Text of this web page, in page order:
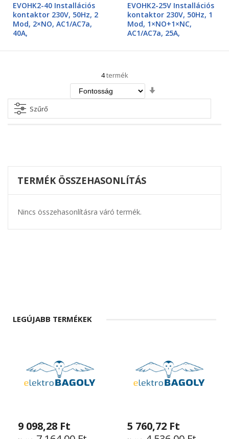
EVOHK2-40 Installációs
kontaktor 230V, 50Hz, 2
Mod, 2×NO, AC1/AC7a,
40A,
EVOHK2-25V Installációs
kontaktor 230V, 50Hz, 1
Mod, 1×NO+1×NC,
AC1/AC7a, 25A,
4termék
irány
Szűrő
TERMÉK ÖSSZEHASONLÍTÁS
Nincs összehasonlításra váró termék.
LEGÚJABB TERMÉKEK
9 098,28 Ft
5 760,72 Ft